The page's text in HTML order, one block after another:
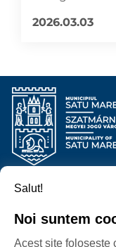
2026.03.03
P-ȚA 25
Salut!
Noi suntem
Acest site folosește